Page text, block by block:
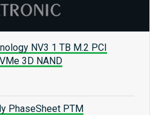
NV3 1 TB M.2 PCI
3D NAND
PhaseSheet PTM